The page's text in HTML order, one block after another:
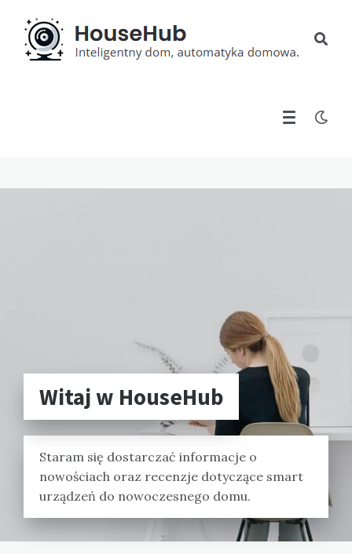
Witaj w HouseHub
Staram się dostarczać informacje o
nowościach oraz recenzje dotyczące smart
urządzeń do nowoczesnego domu.